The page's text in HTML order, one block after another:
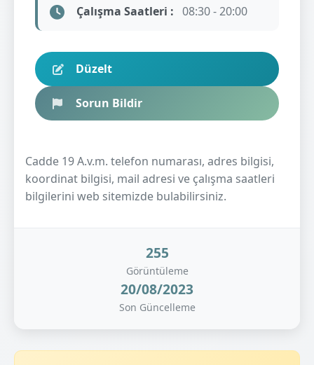
Çalışma Saatleri : 08:30 - 20:00
Düzelt
Sorun Bildir
Cadde 19 A.v.m. telefon numarası, adres bilgisi,
koordinat bilgisi, mail adresi ve çalışma saatleri
bilgilerini web sitemizde bulabilirsiniz.
255
Görüntüleme
20/08/2023
Son Güncelleme